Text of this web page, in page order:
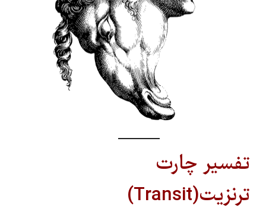
تفسیر چارت
ترنزیت(Transit)